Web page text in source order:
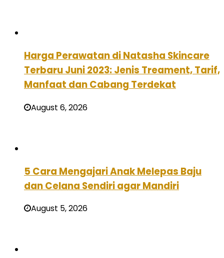
Harga Perawatan di Natasha Skincare
Terbaru Juni 2023: Jenis Treament, Tarif,
Manfaat dan Cabang Terdekat
August 6, 2026
5 Cara Mengajari Anak Melepas Baju
dan Celana Sendiri agar Mandiri
August 5, 2026